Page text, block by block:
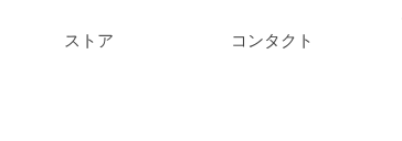
ストア コンタクト